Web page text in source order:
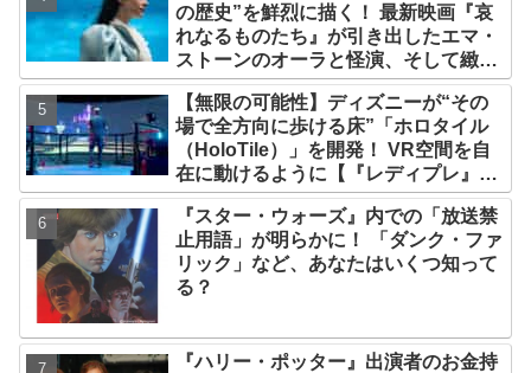
の歴史”を鮮烈に描く！ 最新映画『哀
れなるものたち』が引き出したエマ・
ストーンのオーラと怪演、そして緻密
すぎる演技力！ これは女性の“自由意
志”の物語［レビュー＆解説］
【無限の可能性】ディズニーが“その
場で全方向に歩ける床”「ホロタイル
（HoloTile）」を開発！ VR空間を自
在に動けるように【『レディプレ』実
現への大きな一歩？】
『スター・ウォーズ』内での「放送禁
止用語」が明らかに！ 「ダンク・ファ
リック」など、あなたはいくつ知って
る？
『ハリー・ポッター』出演者のお金持